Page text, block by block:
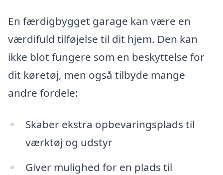
En færdigbygget garage kan være en
værdifuld tilføjelse til dit hjem. Den kan
ikke blot fungere som en beskyttelse for
dit køretøj, men også tilbyde mange
andre fordele:
Skaber ekstra opbevaringsplads til
værktøj og udstyr
Giver mulighed for en plads til